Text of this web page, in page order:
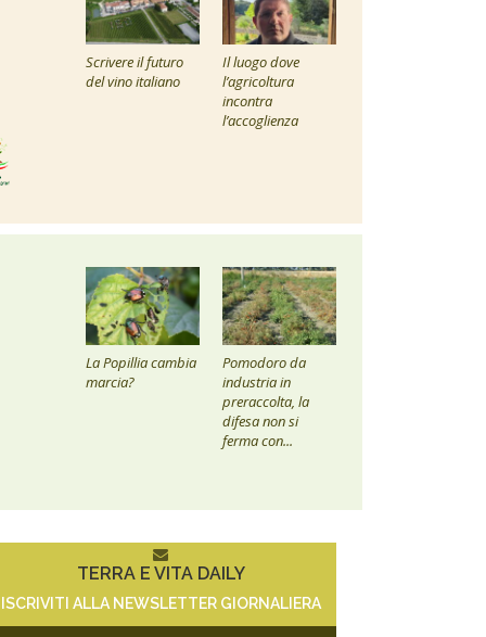
Scrivere il futuro
del vino italiano
Il luogo dove
l’agricoltura
incontra
l’accoglienza
La Popillia cambia
marcia?
Pomodoro da
industria in
preraccolta, la
difesa non si
ferma con...
TERRA E VITA DAILY
ISCRIVITI ALLA NEWSLETTER GIORNALIERA